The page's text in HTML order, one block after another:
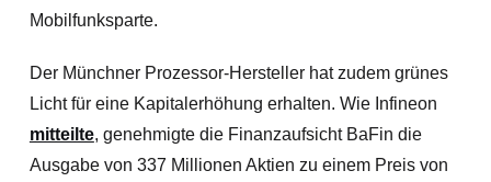
Mobilfunksparte.
Der Münchner Prozessor-Hersteller hat zudem grünes
Licht für eine Kapitalerhöhung erhalten. Wie Infineon
mitteilte, genehmigte die Finanzaufsicht BaFin die
Ausgabe von 337 Millionen Aktien zu einem Preis von